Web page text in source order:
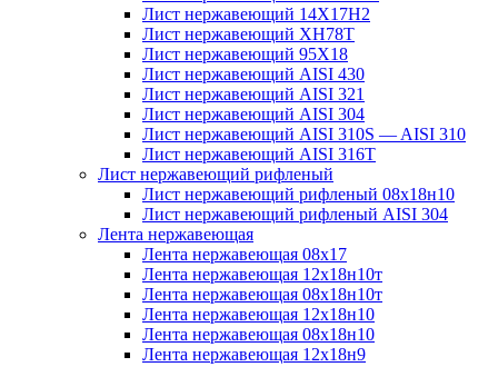
Лист нержавеющий 14Х17Н2
Лист нержавеющий ХН78Т
Лист нержавеющий 95Х18
Лист нержавеющий AISI 430
Лист нержавеющий AISI 321
Лист нержавеющий AISI 304
Лист нержавеющий AISI 310S — AISI 310
Лист нержавеющий AISI 316T
Лист нержавеющий рифленый
Лист нержавеющий рифленый 08х18н10
Лист нержавеющий рифленый AISI 304
Лента нержавеющая
Лента нержавеющая 08х17
Лента нержавеющая 12х18н10т
Лента нержавеющая 08х18н10т
Лента нержавеющая 12х18н10
Лента нержавеющая 08х18н10
Лента нержавеющая 12х18н9